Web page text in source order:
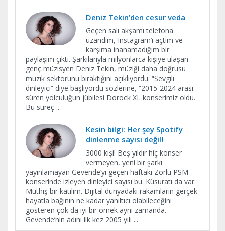
Deniz Tekin’den cesur veda
Geçen salı akşamı telefona
uzandım, Instagram’ı açtım ve
karşıma inanamadığım bir
paylaşım çıktı. Şarkılarıyla milyonlarca kişiye ulaşan
genç müzisyen Deniz Tekin, müziği daha doğrusu
müzik sektörünü bıraktığını açıklıyordu. “Sevgili
dinleyici” diye başlıyordu sözlerine, “2015-2024 arası
süren yolculuğun jübilesi Dorock XL konserimiz oldu.
Bu süreç ...
Kesin bilgi: Her şey Spotify
dinlenme sayısı değil!
3000 kişi! Beş yıldır hiç konser
vermeyen, yeni bir şarkı
yayınlamayan Gevende’yi geçen haftaki Zorlu PSM
konserinde izleyen dinleyici sayısı bu. Küsuratı da var.
Müthiş bir katılım. Dijital dünyadaki rakamların gerçek
hayatla bağının ne kadar yanıltıcı olabileceğini
gösteren çok da iyi bir örnek aynı zamanda.
Gevende’nin adını ilk kez 2005 yılı ...